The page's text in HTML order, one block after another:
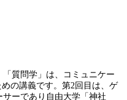
「質問学」は、コミュニケー
の講義です。第2回目は、ゲ
ーであり自由大学「神社